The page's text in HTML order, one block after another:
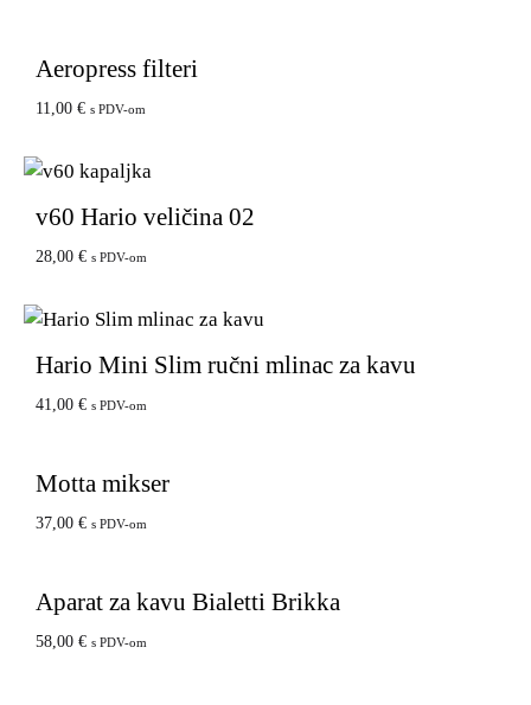
Aeropress filteri
11,00 € s PDV-om
v60 Hario veličina 02
28,00 € s PDV-om
Hario Mini Slim ručni mlinac za kavu
41,00 € s PDV-om
Motta mikser
37,00 € s PDV-om
Aparat za kavu Bialetti Brikka
58,00 € s PDV-om